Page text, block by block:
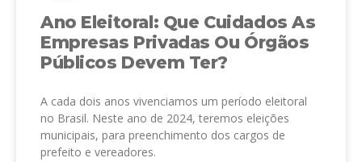
Ano Eleitoral: Que Cuidados As
Empresas Privadas Ou Órgãos
Públicos Devem Ter?
A cada dois anos vivenciamos um período eleitoral
no Brasil. Neste ano de 2024, teremos eleições
municipais, para preenchimento dos cargos de
prefeito e vereadores.